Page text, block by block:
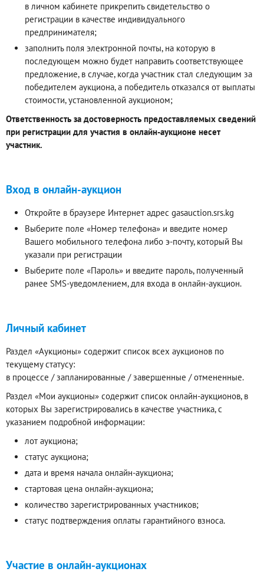
в личном кабинете прикрепить свидетельство о
регистрации в качестве индивидуального
предпринимателя;
заполнить поля электронной почты, на которую в
последующем можно будет направить соответствующее
предложение, в случае, когда участник стал следующим за
победителем аукциона, а победитель отказался от выплаты
стоимости, установленной аукционом;
Ответственность за достоверность предоставляемых сведений
при регистрации для участия в онлайн-аукционе несет
участник.
Вход в онлайн-аукцион
Откройте в браузере Интернет адрес gasauction.srs.kg
Выберите поле «Номер телефона» и введите номер
Вашего мобильного телефона либо э-почту, который Вы
указали при регистрации
Выберите поле «Пароль» и введите пароль, полученный
ранее SMS-уведомлением, для входа в онлайн-аукцион.
Личный кабинет
Раздел «Аукционы» содержит список всех аукционов по
текущему статусу:
в процессе / запланированные / завершенные / отмененные.
Раздел «Мои аукционы» содержит список онлайн-аукционов, в
которых Вы зарегистрировались в качестве участника, с
указанием подробной информации:
лот аукциона;
статус аукциона;
дата и время начала онлайн-аукциона;
стартовая цена онлайн-аукциона;
количество зарегистрированных участников;
статус подтверждения оплаты гарантийного взноса.
Участие в онлайн-аукционах